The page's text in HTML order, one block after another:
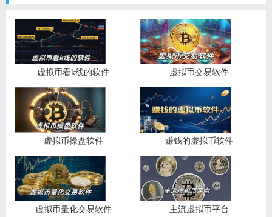
虚拟币看k线的软件 虚拟币交易软件
虚拟币操盘软件 赚钱的虚拟币软件
虚拟币量化交易软件 主流虚拟币平台